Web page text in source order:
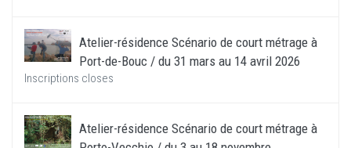
Atelier-résidence Scénario de court métrage à
Port-de-Bouc / du 31 mars au 14 avril 2026
Inscriptions closes
Atelier-résidence Scénario de court métrage à